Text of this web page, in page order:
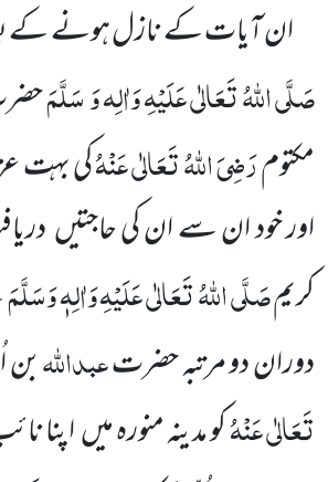
ان آیات کے نازل ہونے کے
صَلَّی اللّٰہُ تَعَالٰی عَلَیْہِ وَاٰلِہ وَ سَلَّمَ
مکتومرَضِیَ اللّٰہُ تَعَالٰی عَنْہُکی بہت
اور خود ان سے ان کی حاجتیں
کریمصَلَّی اللّٰہُ تَعَالٰی عَلَیْہِوَاٰلِہٖ وَسَلَّمَ
دوران دو مرتبہ حضرتعبداللّٰہبن
تَعَالٰی عَنْہُکو مدینہ منورہ میںاپنا